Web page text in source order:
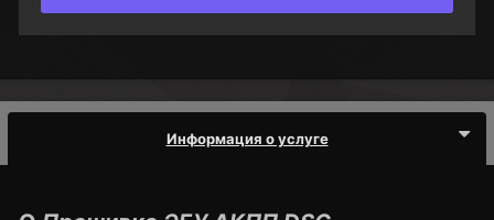
Информация о услуге